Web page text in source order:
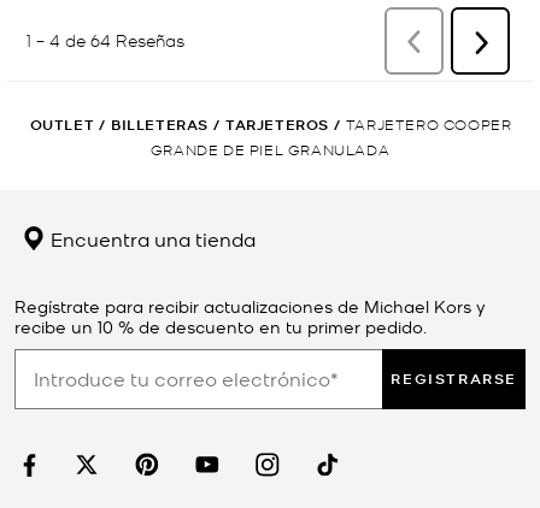
OUTLET / BILLETERAS / TARJETEROS / TARJETERO COOPER
GRANDE DE PIEL GRANULADA
Encuentra una tienda
Regístrate para recibir actualizaciones de Michael Kors y
recibe un 10 % de descuento en tu primer pedido.
REGISTRARSE